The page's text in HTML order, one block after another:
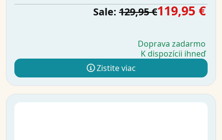
Sale: 129,95 €119,95 €
Doprava zadarmo
K dispozícii ihneď
Zistite viac